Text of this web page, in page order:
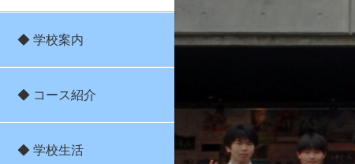
◆ 学校案内
◆ コース紹介
◆ 学校生活